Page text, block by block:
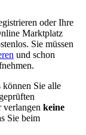
oder Ihre
Marktplatz
Sie müssen
und schon
können Sie alle
verlangen keine
Sie beim